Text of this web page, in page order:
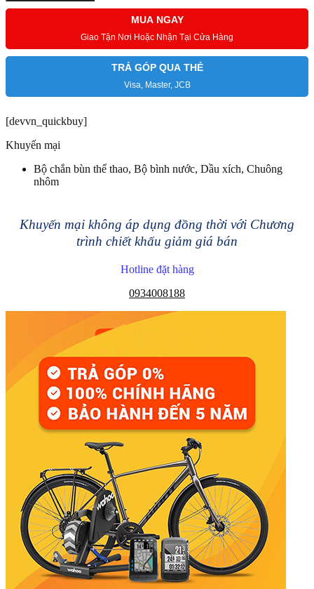
MUA NGAY
Giao Tận Nơi Hoặc Nhận Tại Cửa Hàng
TRẢ GÓP QUA THẺ
Visa, Master, JCB
[devvn_quickbuy]
Khuyến mại
Bộ chắn bùn thể thao, Bộ bình nước, Dầu xích, Chuông
nhôm
Khuyến mại không áp dụng đồng thời với Chương
trình chiết khấu giảm giá bán
Hotline đặt hàng
0934008188